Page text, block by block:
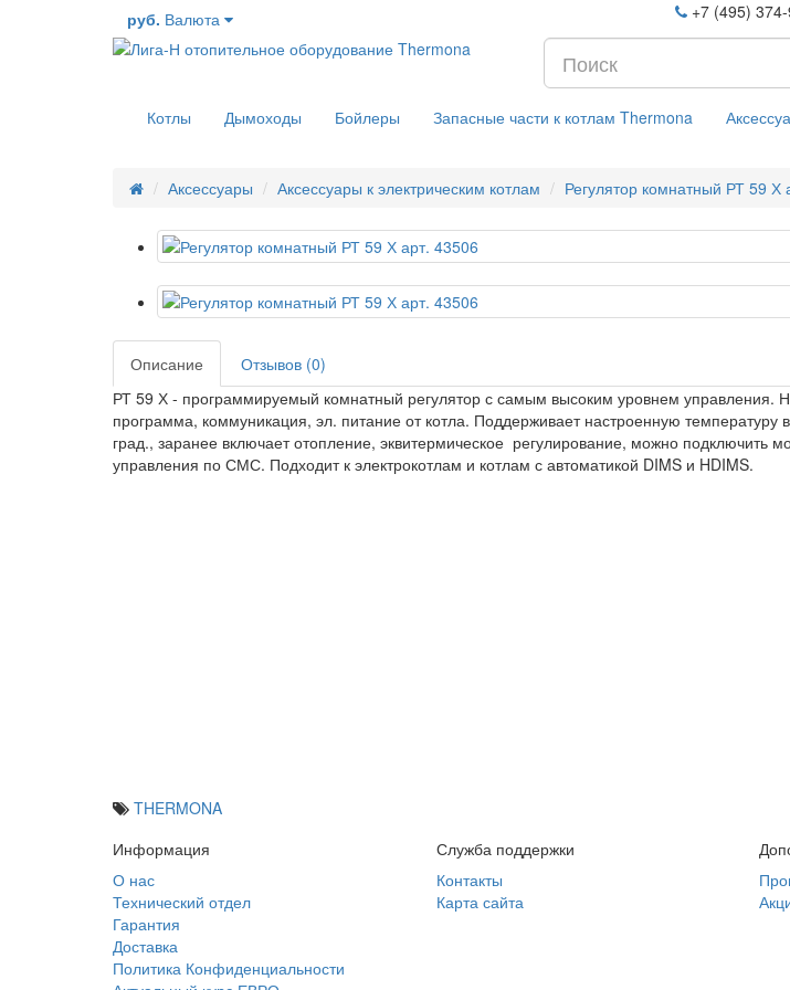
руб. Валюта +7 (495)
Котлы Дымоходы Бойлеры Запасные части к котлам Thermona
Аксессуары Аксессуары к электрическим котлам Регулятор комнатный РТ 59 Х
Описание
Отзывов (0)
РТ 59 Х - программируемый комнатный регулятор с самым высоким уровнем управления.
программа, коммуникация, эл. питание от котла. Поддерживает настроенную температуру
град., заранее включает отопление, эквитермическое регулирование, можно подключить
управления по СМС. Подходит к электрокотлам и котлам с автоматикой DIMS и HDIMS.
THERMONA
Информация
О нас
Технический отдел
Гарантия
Доставка
Политика Конфиденциальности
Служба поддержки
Контакты
Карта сайта